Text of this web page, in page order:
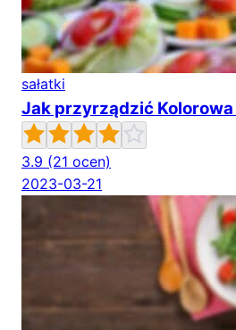
sałatki
Jak przyrządzić Kolorowa
3.9 (21 ocen)
2023-03-21